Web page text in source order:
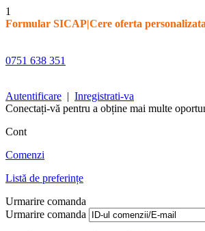
1
Formular SICAP|Cere oferta personalizata
0751 638 351
Autentificare | Inregistrati-va
Conectați-vă pentru a obține mai multe
Cont
Comenzi
Listă de preferințe
Urmarire comanda
Urmarire comanda